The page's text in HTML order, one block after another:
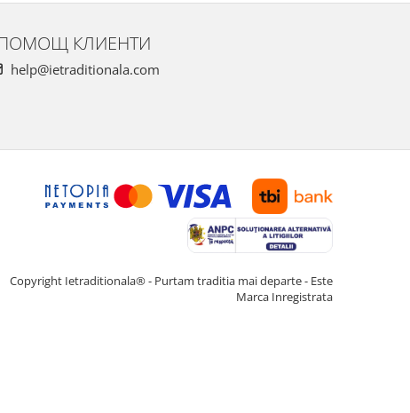
КЛИЕНТИ
help@ietraditionala.com
Copyright Ietraditionala® - Purtam traditia mai departe - Este
Marca Inregistrata